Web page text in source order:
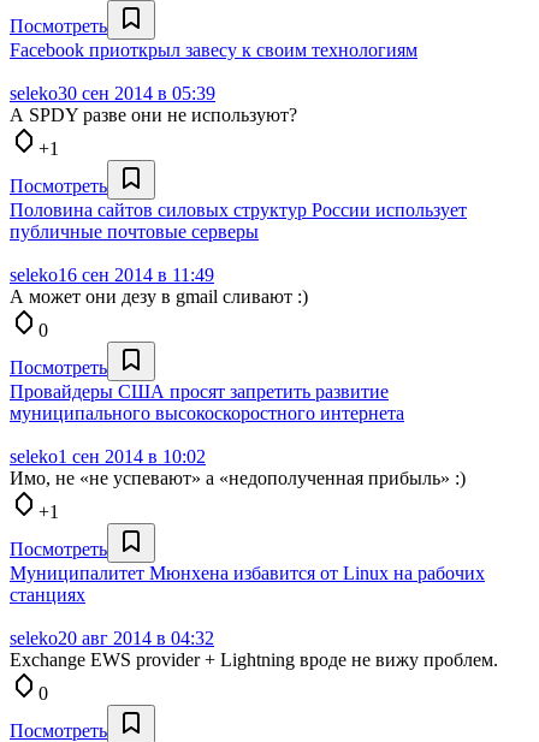
Посмотреть
Facebook приоткрыл завесу к своим технологиям
seleko30 сен 2014 в 05:39
А SPDY разве они не используют?
+1
Посмотреть
Половина сайтов силовых структур России использует
публичные почтовые серверы
seleko16 сен 2014 в 11:49
А может они дезу в gmail сливают :)
0
Посмотреть
Провайдеры США просят запретить развитие
муниципального высокоскоростного интернета
seleko1 сен 2014 в 10:02
Имо, не «не успевают» а «недополученная прибыль» :)
+1
Посмотреть
Муниципалитет Мюнхена избавится от Linux на рабочих
станциях
seleko20 авг 2014 в 04:32
Exchange EWS provider + Lightning вроде не вижу проблем.
0
Посмотреть